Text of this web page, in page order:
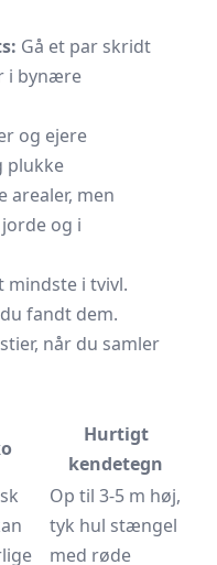
Gå et par skridt
i bynære
og ejere
plukke
arealer, men
og i
mindste i tvivl.
fandt dem.
når du samler
Hurtigt
kendetegn
Op til 3-5 m høj,
tyk hul stængel
med røde